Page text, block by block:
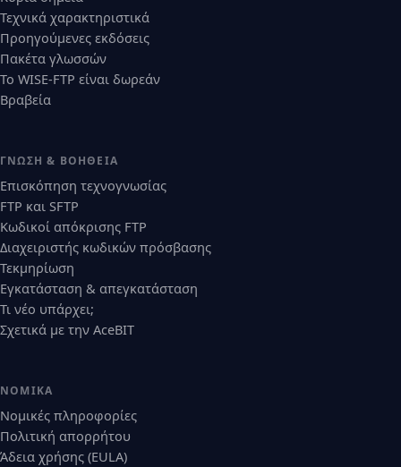
Τεχνικά χαρακτηριστικά
Προηγούμενες εκδόσεις
Πακέτα γλωσσών
Το WISE-FTP είναι δωρεάν
Βραβεία
ΓΝΏΣΗ & ΒΟΉΘΕΙΑ
Επισκόπηση τεχνογνωσίας
FTP και SFTP
Κωδικοί απόκρισης FTP
Διαχειριστής κωδικών πρόσβασης
Τεκμηρίωση
Εγκατάσταση & απεγκατάσταση
Τι νέο υπάρχει;
Σχετικά με την AceBIT
ΝΟΜΙΚΆ
Νομικές πληροφορίες
Πολιτική απορρήτου
Άδεια χρήσης (EULA)